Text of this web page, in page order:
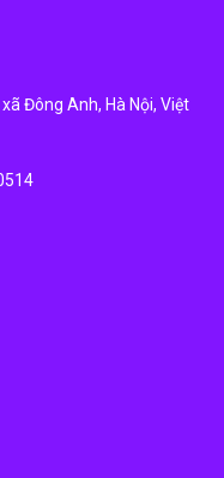
Đông Anh, Hà Nội, Việt